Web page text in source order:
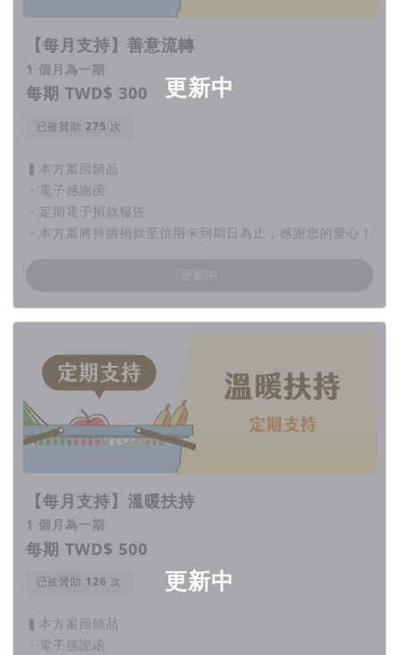
更新中
【每月支持】善意流轉
1 個月為一期
每期 TWD$ 300
已被贊助 次
▍本方案回饋品
・電子感謝函
・定期電子捐款報告
・本方案將持續捐款至信用卡到期日為止，感謝您的愛心！
更新中
【每月支持】溫暖扶持
1 個月為一期
每期 TWD$ 500
已被贊助 次
▍本方案回饋品
・電子感謝函